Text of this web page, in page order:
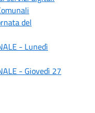
del
- Lunedì
- Giovedì 27